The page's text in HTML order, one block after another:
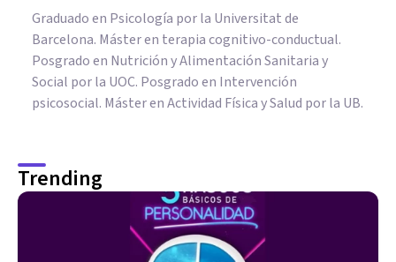
Graduado en Psicología por la Universitat de
Barcelona. Máster en terapia cognitivo-conductual.
Posgrado en Nutrición y Alimentación Sanitaria y
Social por la UOC. Posgrado en Intervención
psicosocial. Máster en Actividad Física y Salud por la UB.
Trending